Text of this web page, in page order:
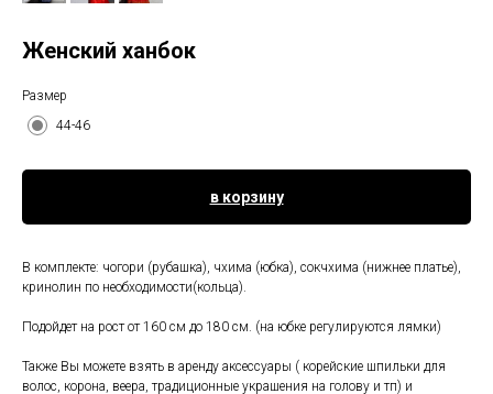
Женский ханбок
Размер
44-46
в корзину
В комплекте: чогори (рубашка), чхима (юбка), сокчхима (нижнее платье),
кринолин по необходимости(кольца).
Подойдет на рост от 160 см до 180 см. (на юбке регулируются лямки)
Также Вы можете взять в аренду аксессуары ( корейские шпильки для
волос, корона, веера, традиционные украшения на голову и тп) и